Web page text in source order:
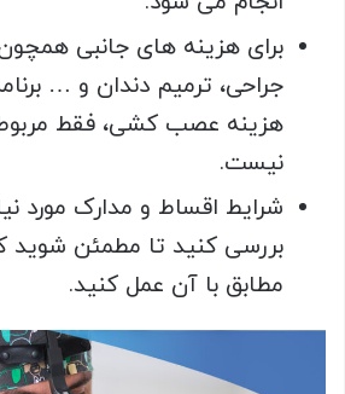
برای هزینه های جانبی
جراحی، ترمیم دندان و …
هزینه عصب کشی، فقط
نیست.
شرایط اقساط و مدارک مورد
بررسی کنید تا مطمئن شوید
مطابق با آن عمل کنید.